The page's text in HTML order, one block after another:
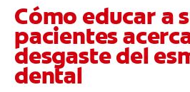
Cómo educar a
pacientes
desgaste del
dental